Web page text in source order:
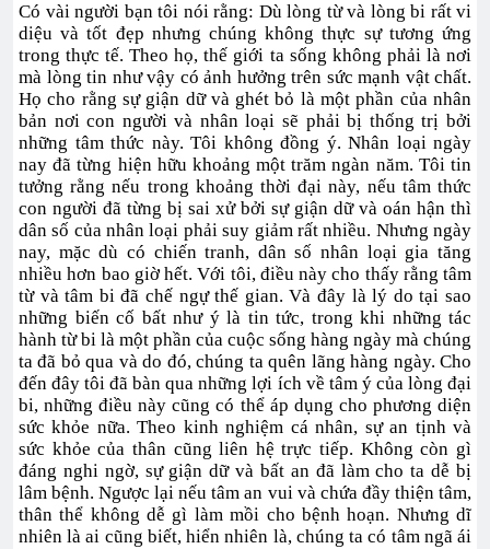
Có vài người bạn tôi nói rằng: Dù lòng từ và lòng bi rất vi
diệu và tốt đẹp nhưng chúng không thực sự tương ứng
trong thực tế. Theo họ, thế giới ta sống không phải là nơi
mà lòng tin như vậy có ảnh hưởng trên sức mạnh vật chất.
Họ cho rằng sự giận dữ và ghét bỏ là một phần của nhân
bản nơi con người và nhân loại sẽ phải bị thống trị bởi
những tâm thức này. Tôi không đồng ý. Nhân loại ngày
nay đã từng hiện hữu khoảng một trăm ngàn năm. Tôi tin
tưởng rằng nếu trong khoảng thời đại này, nếu tâm thức
con người đã từng bị sai xử bởi sự giận dữ và oán hận thì
dân số của nhân loại phải suy giảm rất nhiều. Nhưng ngày
nay, mặc dù có chiến tranh, dân số nhân loại gia tăng
nhiều hơn bao giờ hết. Với tôi, điều này cho thấy rằng tâm
từ và tâm bi đã chế ngự thế gian. Và đây là lý do tại sao
những biến cố bất như ý là tin tức, trong khi những tác
hành từ bi là một phần của cuộc sống hàng ngày mà chúng
ta đã bỏ qua và do đó, chúng ta quên lãng hàng ngày. Cho
đến đây tôi đã bàn qua những lợi ích về tâm ý của lòng đại
bi, những điều này cũng có thể áp dụng cho phương diện
sức khỏe nữa. Theo kinh nghiệm cá nhân, sự an tịnh và
sức khỏe của thân cũng liên hệ trực tiếp. Không còn gì
đáng nghi ngờ, sự giận dữ và bất an đã làm cho ta dễ bị
lâm bệnh. Ngược lại nếu tâm an vui và chứa đầy thiện tâm,
thân thể không dễ gì làm mồi cho bệnh hoạn. Nhưng dĩ
nhiên là ai cũng biết, hiển nhiên là, chúng ta có tâm ngã ái